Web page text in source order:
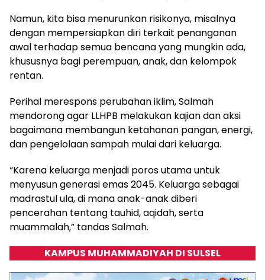
Namun, kita bisa menurunkan risikonya, misalnya
dengan mempersiapkan diri terkait penanganan
awal terhadap semua bencana yang mungkin ada,
khususnya bagi perempuan, anak, dan kelompok
rentan.
Perihal merespons perubahan iklim, Salmah
mendorong agar LLHPB melakukan kajian dan aksi
bagaimana membangun ketahanan pangan, energi,
dan pengelolaan sampah mulai dari keluarga.
“Karena keluarga menjadi poros utama untuk
menyusun generasi emas 2045. Keluarga sebagai
madrastul ula, di mana anak-anak diberi
pencerahan tentang tauhid, aqidah, serta
muammalah,” tandas Salmah.
KAMPUS MUHAMMADIYAH DI SULSEL